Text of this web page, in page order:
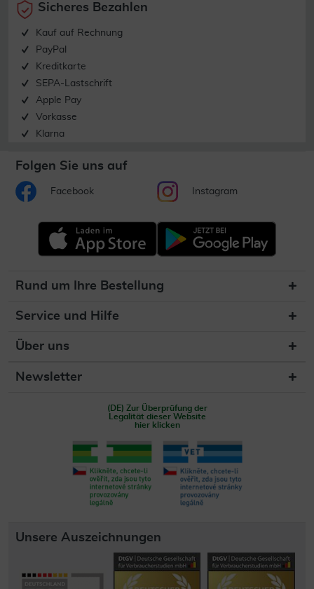
Sicheres Bezahlen
Kauf auf Rechnung
PayPal
Kreditkarte
SEPA-Lastschrift
Apple Pay
Vorkasse
Klarna
Folgen Sie uns auf
Facebook Instagram
Rund um Ihre Bestellung
Service und Hilfe
Über uns
Newsletter
(DE) Zur Überprüfung der
Legalität dieser Website
hier klicken
Unsere Auszeichnungen